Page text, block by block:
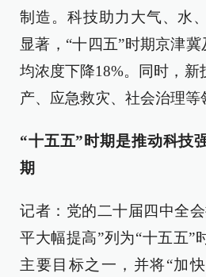
制造。科技助力大气、水
显著，“十四五”时期京津
均浓度下降18%。同时，新
产、应急救灾、社会治理等
“十五五”时期是推动科技
期
记者：党的二十届四中全
平大幅提高”列为“十五五”
主要目标之一，并将“加